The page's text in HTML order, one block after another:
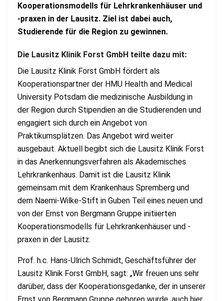
Kooperationsmodells für Lehrkrankenhäuser und
-praxen in der Lausitz. Ziel ist dabei auch,
Studierende für die Region zu gewinnen.
Die Lausitz Klinik Forst GmbH teilte dazu mit:
Die Lausitz Klinik Forst GmbH fördert als
Kooperationspartner der HMU Health and Medical
University Potsdam die medizinische Ausbildung in
der Region durch Stipendien an die Studierenden und
engagiert sich durch ein Angebot von
Praktikumsplätzen. Das Angebot wird weiter
ausgebaut. Aktuell begibt sich die Lausitz Klinik Forst
in das Anerkennungsverfahren als Akademisches
Lehrkrankenhaus. Damit ist die Lausitz Klinik
gemeinsam mit dem Krankenhaus Spremberg und
dem Naemi-Wilke-Stift in Guben Teil eines neuen und
von der Ernst von Bergmann Gruppe initiierten
Kooperationsmodells für Lehrkrankenhäuser und -
praxen in der Lausitz.
Prof. h.c. Hans-Ulrich Schmidt, Geschäftsführer der
Lausitz Klinik Forst GmbH, sagt: „Wir freuen uns sehr
darüber, dass der Kooperationsgedanke, der in unserer